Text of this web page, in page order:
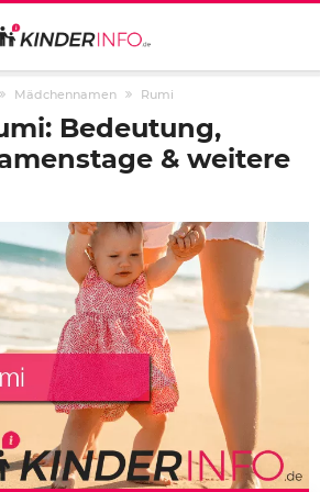
Mädchennamen Rumi
Bedeutung,
& weitere